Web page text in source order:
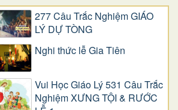
277 Câu Trắc Nghiệm GIÁO
LÝ DỰ TÒNG
Nghi thức lễ Gia Tiên
Vui Học Giáo Lý 531 Câu Trắc
Nghiệm XƯNG TỘI & RƯỚC